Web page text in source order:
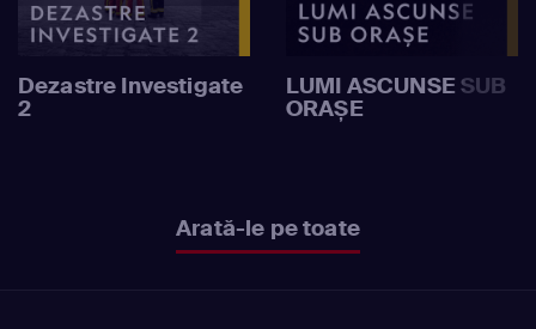
Dezastre Investigate
2
LUMI ASCUNSE SUB
ORAȘE
Arată-le pe toate